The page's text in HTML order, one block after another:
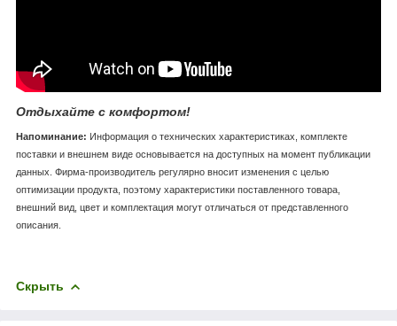
Отдыхайте с комфортом!
Напоминание: Информация о технических характеристиках, комплекте
поставки и внешнем виде основывается на доступных на момент публикации
данных. Фирма-производитель регулярно вносит изменения с целью
оптимизации продукта, поэтому характеристики поставленного товара,
внешний вид, цвет и комплектация могут отличаться от представленного
описания.
Скрыть